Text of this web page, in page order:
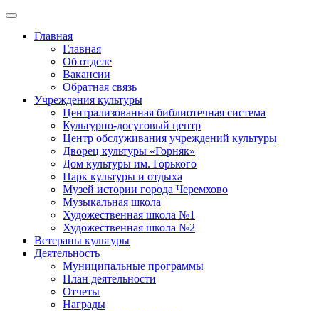
Главная
Главная
Об отделе
Вакансии
Обратная связь
Учреждения культуры
Централизованная библиотечная система
Культурно-досуговый центр
Центр обслуживания учреждений культуры
Дворец культуры «Горняк»
Дом культуры им. Горького
Парк культуры и отдыха
Музей истории города Черемхово
Музыкальная школа
Художественная школа №1
Художественная школа №2
Ветераны культуры
Деятельность
Муниципальные программы
План деятельности
Отчеты
Награды